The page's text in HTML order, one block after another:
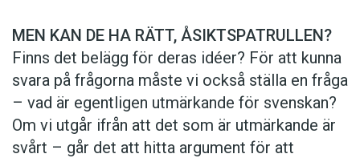
MEN KAN DE HA RÄTT, ÅSIKTSPATRULLEN?
Finns det belägg för deras idéer? För att kunna
svara på frågorna måste vi också ställa en fråga
– vad är egentligen utmärkande för svenskan?
Om vi utgår ifrån att det som är utmärkande är
svårt – går det att hitta argument för att